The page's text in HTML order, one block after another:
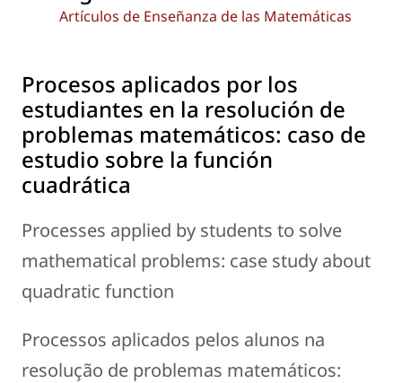
Artículos de Enseñanza de las Matemáticas
Procesos aplicados por los
estudiantes en la resolución de
problemas matemáticos: caso de
estudio sobre la función
cuadrática
Processes applied by students to solve
mathematical problems: case study about
quadratic function
Processos aplicados pelos alunos na
resolução de problemas matemáticos: